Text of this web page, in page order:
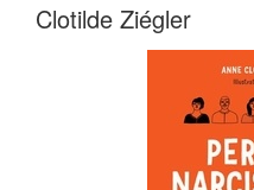
Clotilde Ziégler